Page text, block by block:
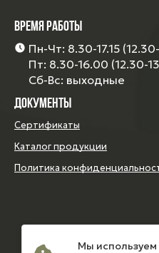
ВРЕМЯ РАБОТЫ
Пн-Чт: 8.30-17.15
Пт: 8.30-16.00 (12.30-
Сб-Вс: выходные
ДОКУМЕНТЫ
Сертификаты
Каталог продукции
Политика
Мы используем